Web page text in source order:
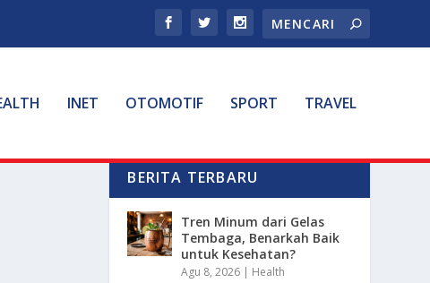
INET OTOMOTIF SPORT TRAVEL
BERITA TERBARU
Tren Minum dari Gelas
Tembaga, Benarkah Baik
untuk Kesehatan?
Agu 8, 2026 | Health